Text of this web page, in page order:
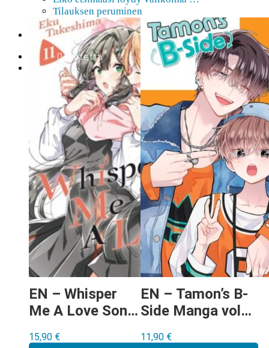
Tilauksen peruminen
Uutiskirje
EN
0,00€ 0 tuotetta
EN – Whisper
Me A Love Song
15,90 €
EN – Tamon’s B-
Side Manga vol
11,90 €